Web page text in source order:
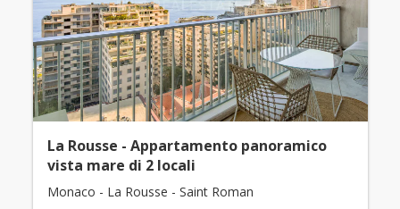
La Rousse - Appartamento panoramico
vista mare di 2 locali
Monaco - La Rousse - Saint Roman